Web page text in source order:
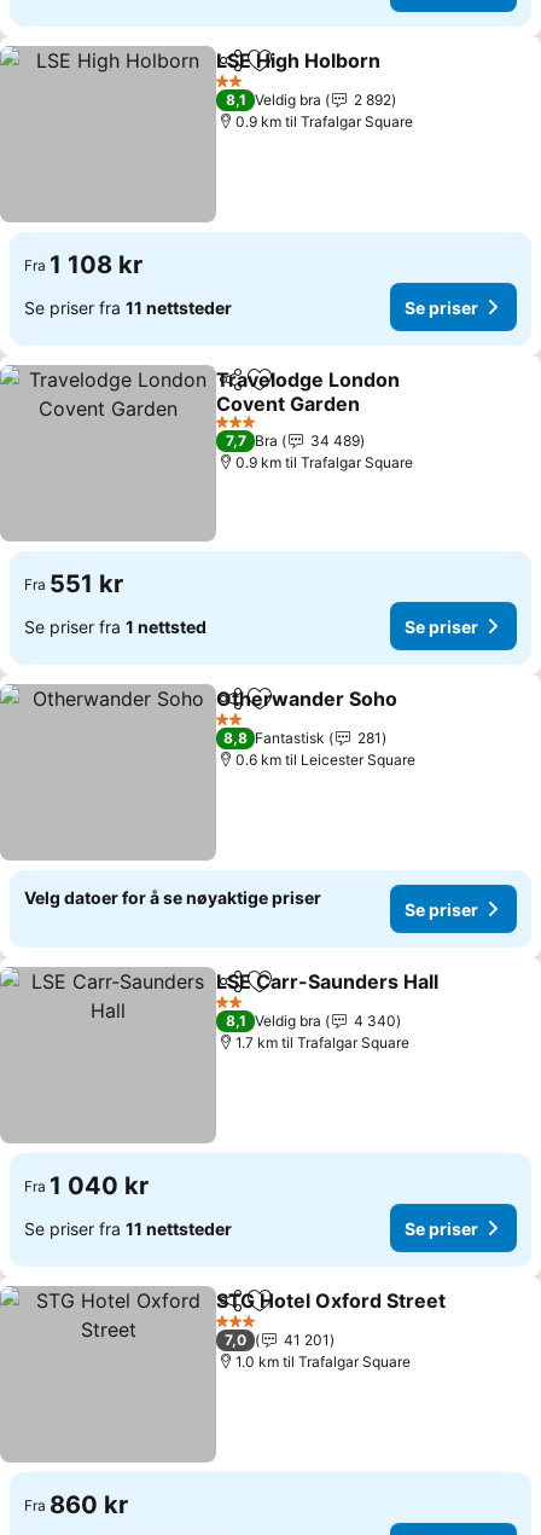
Del Legg til i favoritter
LSE High Holborn
2 Stjerner
8,1 Veldig bra
2 892
0.9 km til Trafalgar Square
Fra 1 108 kr
Se priser fra 11 nettsteder Se priser
Del Legg til i favoritter
Travelodge London
Covent Garden
Se priser
3 Stjerner
7,7 Bra
34 489
0.9 km til Trafalgar Square
Fra 551 kr
Se priser fra 1 nettsted Se priser
Del Legg til i favoritter
Otherwander Soho
2 Stjerner
8,8 Fantastisk
281
0.6 km til Leicester Square
Velg datoer for å se nøyaktige priser
Se priser
Del Legg til i favoritter
LSE Carr-Saunders Hall
2 Stjerner
8,1 Veldig bra
4 340
1.7 km til Trafalgar Square
Fra 1 040 kr
Se priser fra 11 nettsteder Se priser
Del Legg til i favoritter
STG Hotel Oxford Street
3 Stjerner
7,0
41 201
1.0 km til Trafalgar Square
Fra 860 kr